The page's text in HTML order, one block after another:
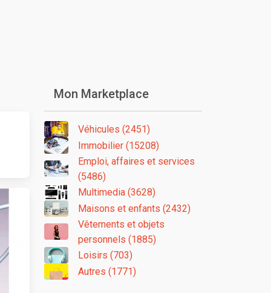
Mon Marketplace
Véhicules (2451)
Immobilier (15208)
Emploi, affaires et services
(5486)
Multimedia (3628)
Maisons et enfants (2432)
Vêtements et objets
personnels (1885)
Loisirs (703)
Autres (1771)